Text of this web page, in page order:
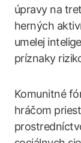
úpravy na
herných
umelej
príznaky
Komunitné
hráčom